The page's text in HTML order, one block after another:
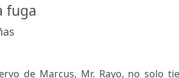
fuga
de Marcus, Mr. Rayo, no solo